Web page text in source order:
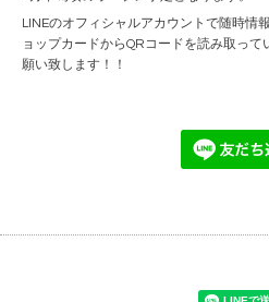
LINEのオフィシャルアカウントで随時情
ョップカードからQRコードを読み取っ
願い致します！！